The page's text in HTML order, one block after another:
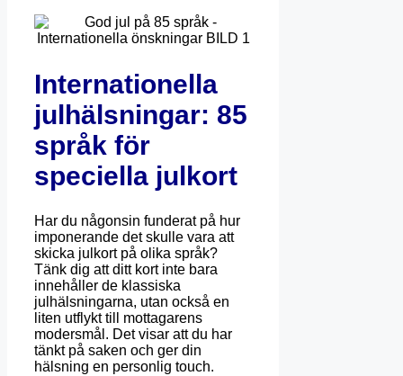
Internationella
julhälsningar: 85
språk för
speciella julkort
Har du någonsin funderat på hur
imponerande det skulle vara att
skicka julkort på olika språk?
Tänk dig att ditt kort inte bara
innehåller de klassiska
julhälsningarna, utan också en
liten utflykt till mottagarens
modersmål. Det visar att du har
tänkt på saken och ger din
hälsning en personlig touch.